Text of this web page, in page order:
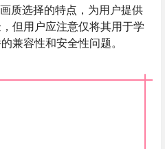
质选择的特点，为用户提供
但用户应注意仅将其用于学
兼容性和安全性问题。